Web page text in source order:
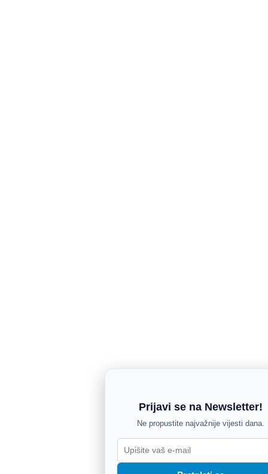
Prijavi se na Newsletter!
Ne propustite najvažnije vijesti dana.